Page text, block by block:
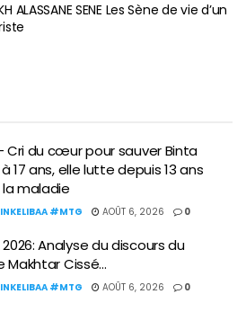
ALASSANE SENE Les Sène de vie d’un
Cri du cœur pour sauver Binta
17 ans, elle lutte depuis 13 ans
maladie
#MTG AOÛT 6, 2026 0
2026: Analyse du discours du
Makhtar Cissé…
#MTG AOÛT 6, 2026 0